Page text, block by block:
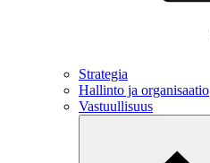
Strategia
Hallinto ja organisaatio
Vastuullisuus